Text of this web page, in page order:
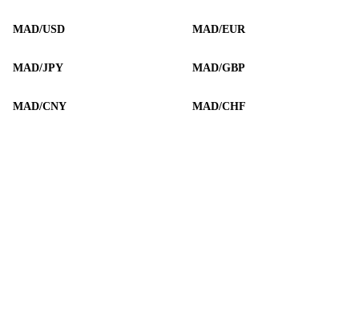
MAD/USD MAD/EUR
MAD/JPY MAD/GBP
MAD/CNY MAD/CHF